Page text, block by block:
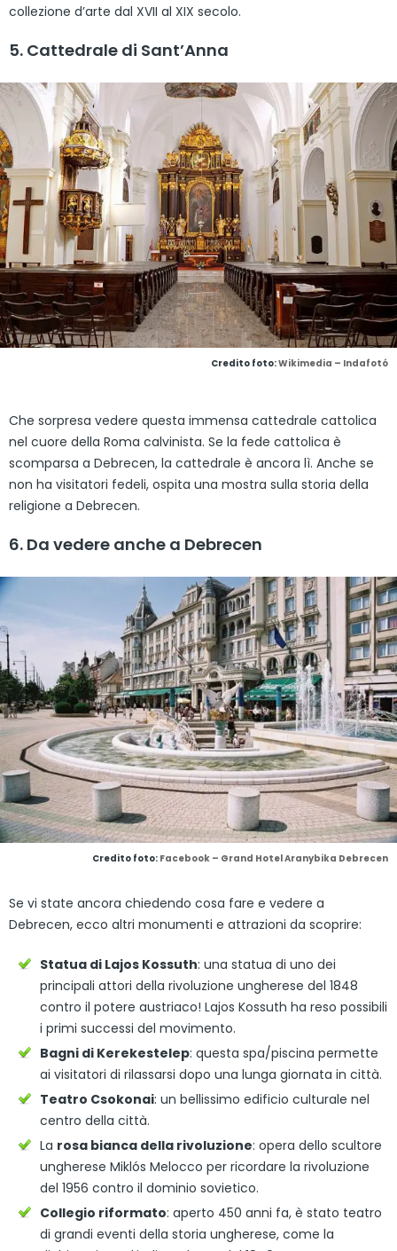
collezione d’arte dal XVII al XIX secolo.
5. Cattedrale di Sant’Anna
Credito foto:Wikimedia – Indafotó
Che sorpresa vedere questa immensa cattedrale cattolica
nel cuore della Roma calvinista. Se la fede cattolica è
scomparsa a Debrecen, la cattedrale è ancora lì. Anche se
non ha visitatori fedeli, ospita una mostra sulla storia della
religione a Debrecen.
6. Da vedere anche a Debrecen
Credito foto: Facebook – Grand Hotel Aranybika Debrecen
Se vi state ancora chiedendo cosa fare e vedere a
Debrecen, ecco altri monumenti e attrazioni da scoprire:
Statua di Lajos Kossuth: una statua di uno dei
principali attori della rivoluzione ungherese del 1848
contro il potere austriaco! Lajos Kossuth ha reso possibili
i primi successi del movimento.
Bagni di Kerekestelep: questa spa/piscina permette
ai visitatori di rilassarsi dopo una lunga giornata in città.
Teatro Csokonai: un bellissimo edificio culturale nel
centro della città.
La rosa bianca della rivoluzione: opera dello scultore
ungherese Miklós Melocco per ricordare la rivoluzione
del 1956 contro il dominio sovietico.
Collegio riformato: aperto 450 anni fa, è stato teatro
di grandi eventi della storia ungherese, come la